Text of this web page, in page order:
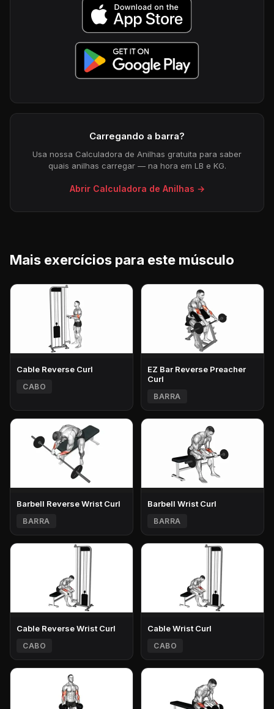
Carregando a barra?
Usa nossa Calculadora de Anilhas gratuita para saber
quais anilhas carregar — na hora em LB e KG.
Abrir Calculadora de Anilhas →
Mais exercícios para este músculo
Cable Reverse Curl
CABO
EZ Bar Reverse Preacher
Curl
BARRA
Barbell Reverse Wrist Curl
BARRA
Barbell Wrist Curl
BARRA
Cable Reverse Wrist Curl
CABO
Cable Wrist Curl
CABO